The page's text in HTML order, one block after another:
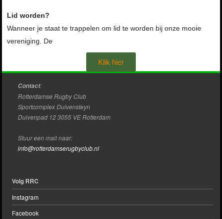
Lid worden?
Wanneer je staat te trappelen om lid te worden bij onze mooie
vereniging. De
Klik hier
Contact:
Rotterdamse Rugby Club
Sportcomplex Duivensteyn
Duivenpad 12 3055 VE Rotterdam
Stuur een mail naar:
info@rotterdamserugbyclub.nl
Volg RRC
Instagram
Facebook